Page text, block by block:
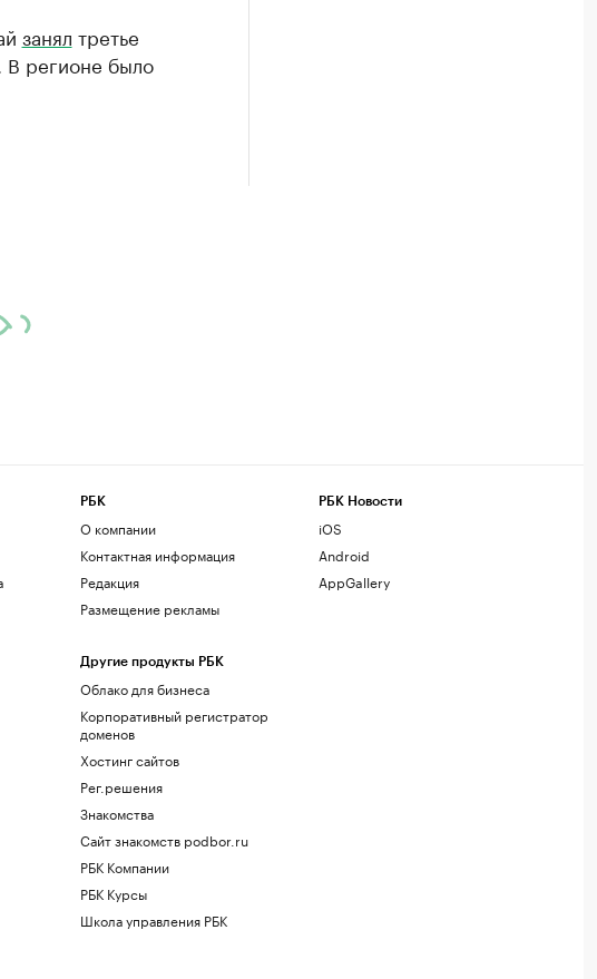
занял третье
В регионе было
РБК
О компании
Контактная информация
Редакция
Размещение рекламы
Другие продукты РБК
Облако для бизнеса
Корпоративный регистратор
доменов
Хостинг сайтов
Рег.решения
Знакомства
Сайт знакомств podbor.ru
РБК Компании
РБК Курсы
Школа управления РБК
РБК Новости
iOS
Android
AppGallery